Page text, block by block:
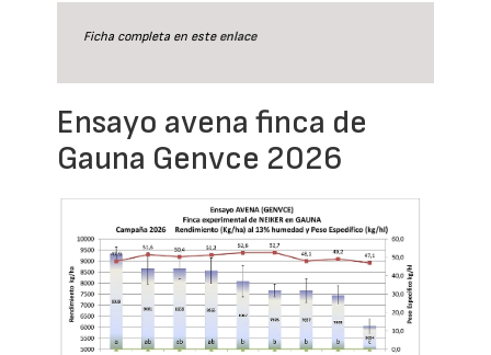
Ficha completa en este enlace
Ensayo avena finca de
Gauna Genvce 2026